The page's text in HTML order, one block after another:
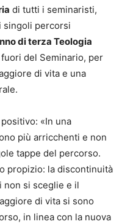
di tutti i seminaristi,
singoli percorsi
di terza Teologia
del Seminario, per
di vita e una
«In una
più arricchenti e non
tappe del percorso.
propizio: la discontinuità
non si sceglie e il
di vita si sono
in linea con la nuova